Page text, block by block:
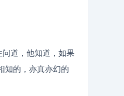
问道，他知道，如果
知的，亦真亦幻的